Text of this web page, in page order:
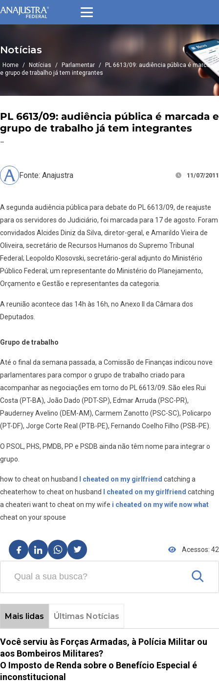
Notícias
Home / Notícias / Parlamentar /
PL 6613/09: audiência pública é marcada
e grupo de trabalho já tem integrantes
PL 6613/09: audiência pública é marcada e
grupo de trabalho já tem integrantes
–
Fonte: Anajustra 11/07/2011
A segunda audiência pública para debate do PL 6613/09, de reajuste
para os servidores do Judiciário, foi marcada para 17 de agosto. Foram
convidados Alcides Diniz da Silva, diretor-geral, e Amarildo Vieira de
Oliveira, secretário de Recursos Humanos do Supremo Tribunal
Federal; Leopoldo Klosovski, secretário-geral adjunto do Ministério
Público Federal; um representante do Ministério do Planejamento,
Orçamento e Gestão e representantes da categoria.
A reunião acontece das 14h às 16h, no Anexo II da Câmara dos
Deputados.
Grupo de trabalho
Até o final da semana passada, a Comissão de Finanças indicou nove
parlamentares para compor o grupo de trabalho criado para
acompanhar as negociações em torno do PL 6613/09. São eles Rui
Costa (PT-BA), João Dado (PDT-SP), Edmar Arruda (PSC-PR),
Pauderney Avelino (DEM-AM), Carmem Zanotto (PSC-SC), Policarpo
(PT-DF), Jorge Corte Real (PTB-PE), Fernando Coelho Filho (PSB-PE).
O PSOL, PHS, PMDB, PP e PSDB ainda não têm nome para integrar o
grupo.
how to cheat on husband I cheated on my girlfriend catching a
cheaterhow to cheat on husband
I cheated on my girlfriend catching
a cheateri want to cheat on my wife i cheated on my wife now what
cheat on your spouse
Acessos: 42
Mais lidas Últimas Notícias
Você serviu às Forças Armadas, à Polícia Militar ou
aos Bombeiros Militares?
O Imposto de Renda sobre o Benefício Especial é
inconstitucional